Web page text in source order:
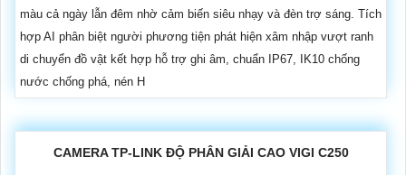
màu cả ngày lẫn đêm nhờ cảm biến siêu nhạy và đèn trợ sáng. Tích
hợp AI phân biệt người phương tiện phát hiện xâm nhập vượt ranh
di chuyển đồ vật kết hợp hỗ trợ ghi âm, chuẩn IP67, IK10 chống
nước chống phá, nén H
CAMERA TP-LINK ĐỘ PHÂN GIẢI CAO VIGI C250